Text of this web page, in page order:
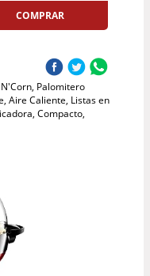
COMPRAR
Palomitero
Aire Caliente, Listas en
Compacto,